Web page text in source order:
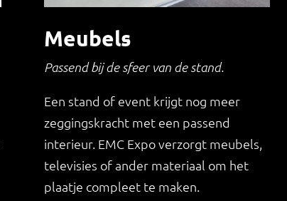
Meubels
Passend bij de sfeer van de stand.
Een stand of event krijgt nog meer
zeggingskracht met een passend
interieur. EMC Expo verzorgt meubels,
televisies of ander materiaal om het
plaatje compleet te maken.